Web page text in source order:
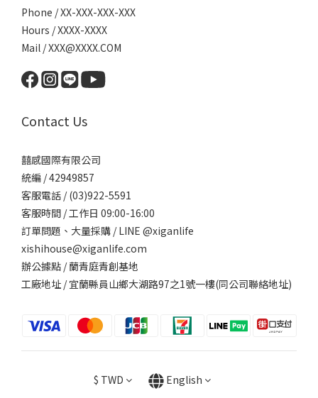
Phone / XX-XXX-XXX-XXX
Hours / XXXX-XXXX
Mail / XXX@XXXX.COM
Contact Us
囍感國際有限公司
統編 / 42949857
客服電話 / (03)922-5591
客服時間 / 工作日 09:00-16:00
訂單問題、大量採購 / LINE @xiganlife
xishihouse@xiganlife.com
辦公據點 / 蘭青庭青創基地
工廠地址 / 宜蘭縣員山鄉大湖路97之1號一樓(同公司聯絡地址)
$ TWD English